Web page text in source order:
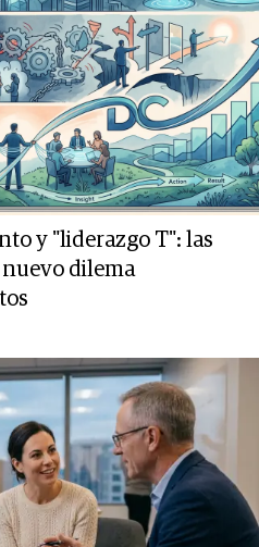
y "liderazgo T": las
dilema